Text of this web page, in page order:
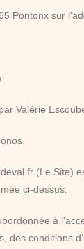
Pontonx sur
Valérie
(Le Site)
ci-dessus.
à
des conditions